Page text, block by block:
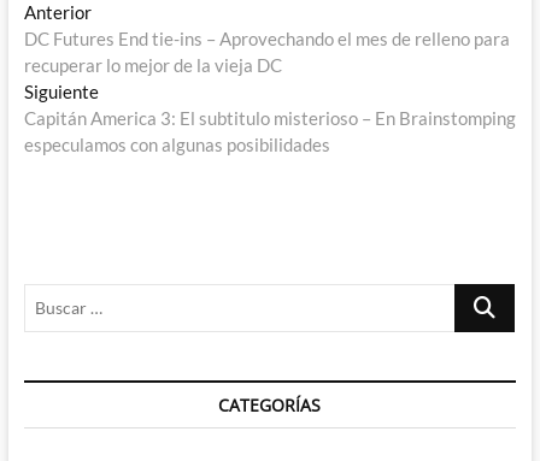
Navegación
de
entradas
AnteriorEntrada
anterior:
DC Futures End tie-ins – Aprovechando el mes de relleno para
recuperar lo mejor de la vieja DC
SiguienteEntrada
siguiente:
Capitán America 3: El subtitulo misterioso – En Brainstomping
especulamos con algunas posibilidades
Buscar
CATEGORÍAS